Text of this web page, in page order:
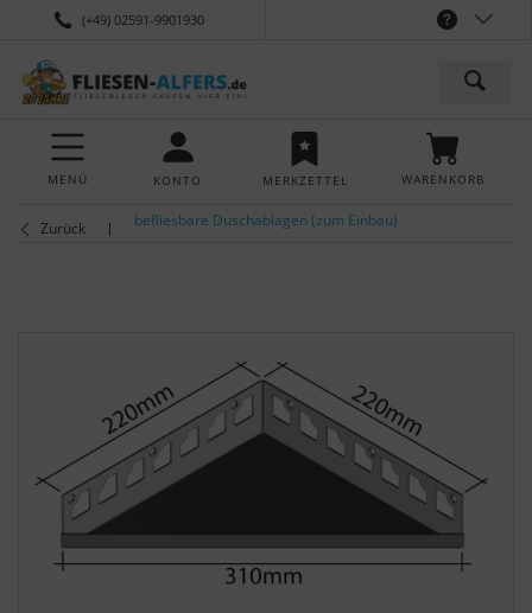
(+49) 02591-9901930
MENÜ KONTO MERKZETTEL WARENKORB
Zurück befliesbare Duschablagen (zum Einbau)